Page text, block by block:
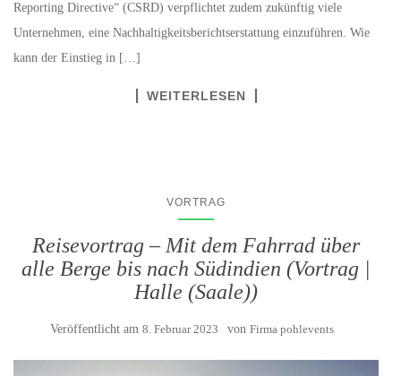
Reporting Directive“ (CSRD) verpflichtet zudem zukünftig viele
Unternehmen, eine Nachhaltigkeitsberichtserstattung einzuführen. Wie
kann der Einstieg in […]
WEITERLESEN
VORTRAG
Reisevortrag – Mit dem Fahrrad über
alle Berge bis nach Südindien (Vortrag |
Halle (Saale))
Veröffentlicht am 8. Februar 2023 von Firma pohlevents